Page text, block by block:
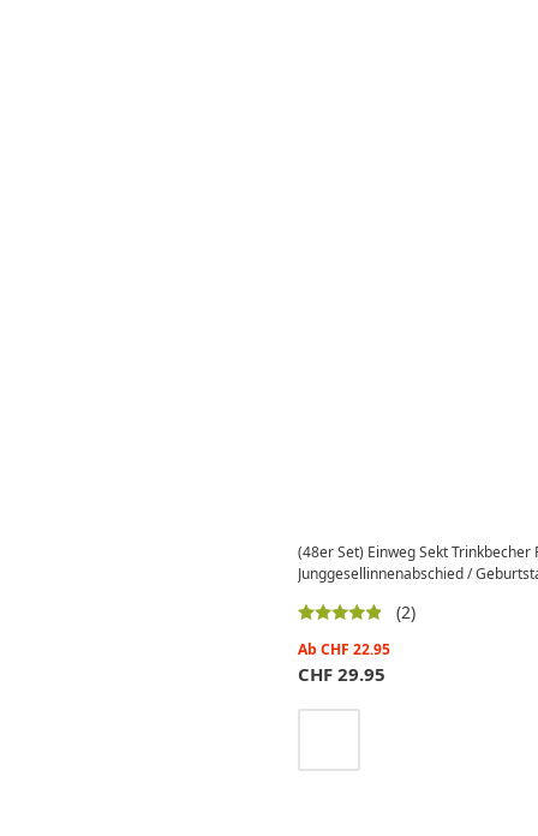
(48er Set) Einweg Sekt
Junggesellinnenabschied /
(2)
Ab CHF 22.95
CHF 29.95